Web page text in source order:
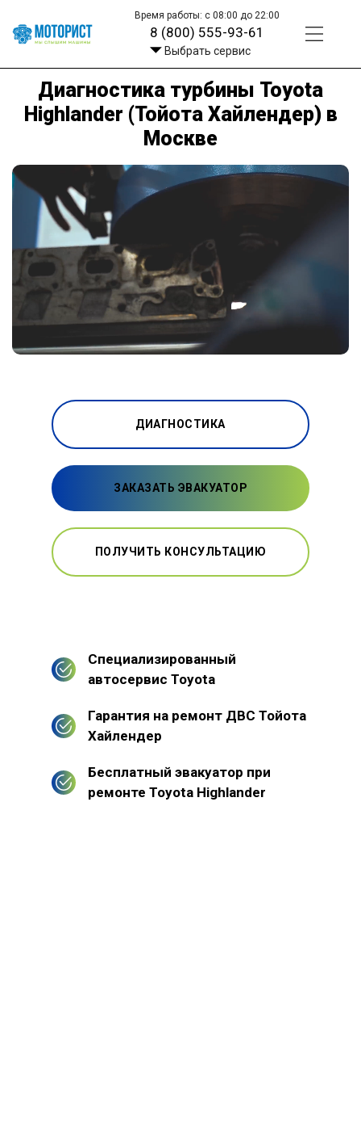
Время работы: с 08:00 до 22:00
8 (800) 555-93-61
Выбрать сервис
Диагностика турбины Toyota
Highlander (Тойота Хайлендер) в
Москве
ДИАГНОСТИКА
ЗАКАЗАТЬ ЭВАКУАТОР
ПОЛУЧИТЬ КОНСУЛЬТАЦИЮ
Специализированный
автосервис Toyota
Гарантия на ремонт ДВС Тойота
Хайлендер
Бесплатный эвакуатор при
ремонте Toyota Highlander